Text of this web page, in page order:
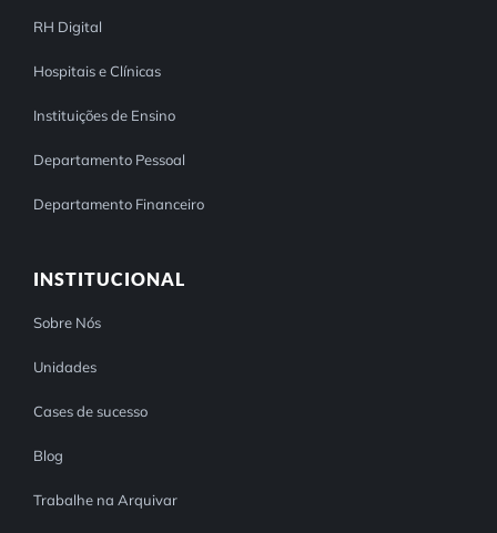
RH Digital
Hospitais e Clínicas
Instituições de Ensino
Departamento Pessoal
Departamento Financeiro
INSTITUCIONAL
Sobre Nós
Unidades
Cases de sucesso
Blog
Trabalhe na Arquivar